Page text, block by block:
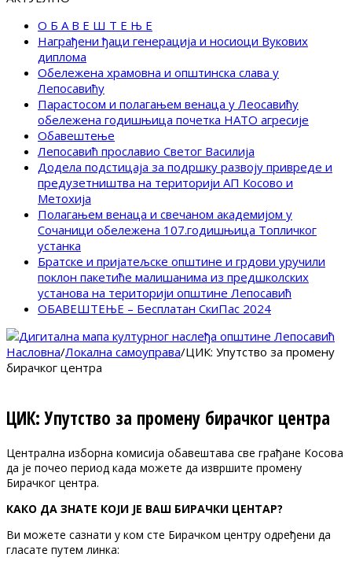
О Б А В Е Ш Т Е Њ Е
Награђени ђаци генерација и носиоци Вукових
диплома
Обележена храмовна и општинска слава у
Лепосавићу
Парастосом и полагањем венаца у Леосавићу
обележена годишњица почетка НАТО агресије
Обавештење
Лепосавић прославио Светог Василија
Додела подстицаја за подршку развоју привреде и
предузетништва на територији АП Косово и
Метохија
Полагањем венаца и свечаном академијом у
Сочаници обележена 107.годишњица Топличког
устанка
Братске и пријатељске општине и грдови уручили
поклон пакетиће малишанима из предшколских
установа на територији општине Лепосавић
ОБАВЕШТЕЊЕ – Бесплатан СкиПас 2024
Насловна/Локална самоуправа/ЦИК: Упутство за промену
бирачког центра
ЦИК: Упутство за промену бирачког центра
Централна изборна комисија обавештава све грађане Косова
да је почео период када можете да извршите промену
Бирачког центра.
КАКО ДА ЗНАТЕ КОЈИ ЈЕ ВАШ БИРАЧКИ ЦЕНТАР?
Ви можете сазнати у ком сте Бирачком центру одређени да
гласате путем линка: